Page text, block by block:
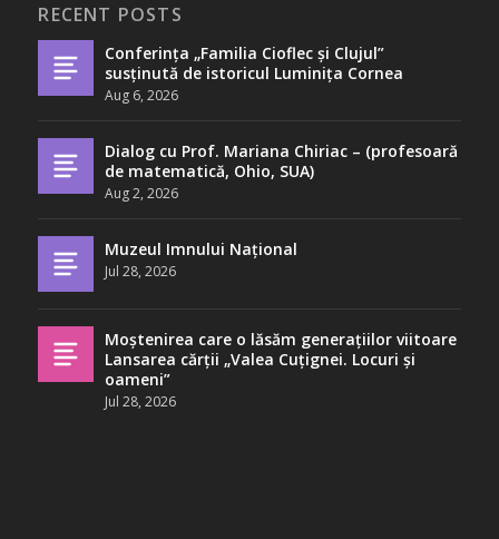
RECENT POSTS
Conferința „Familia Cioflec și Clujul”
susținută de istoricul Luminița Cornea
Aug 6, 2026
Dialog cu Prof. Mariana Chiriac – (profesoară
de matematică, Ohio, SUA)
Aug 2, 2026
Muzeul Imnului Național
Jul 28, 2026
Moștenirea care o lăsăm generațiilor viitoare
Lansarea cărții „Valea Cuțignei. Locuri și
oameni”
Jul 28, 2026